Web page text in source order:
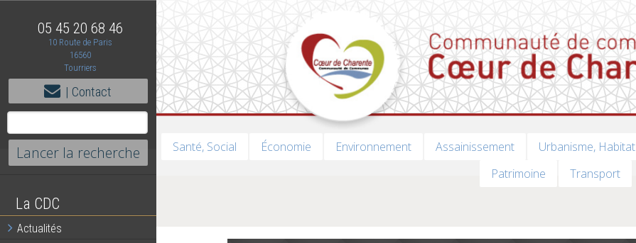
05 45 20 68 46
10 Route de Paris
16560
Tourriers
| Contact
La CDC
Actualités
Santé, Social Économie Environnement Assainissement Urbanisme, Habitat
Patrimoine
Transport